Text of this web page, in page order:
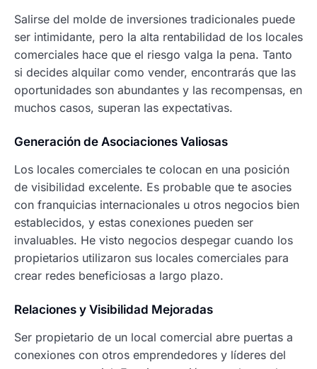
Salirse del molde de inversiones tradicionales puede
ser intimidante, pero la alta rentabilidad de los locales
comerciales hace que el riesgo valga la pena. Tanto
si decides alquilar como vender, encontrarás que las
oportunidades son abundantes y las recompensas, en
muchos casos, superan las expectativas.
Generación de Asociaciones Valiosas
Los locales comerciales te colocan en una posición
de visibilidad excelente. Es probable que te asocies
con franquicias internacionales u otros negocios bien
establecidos, y estas conexiones pueden ser
invaluables. He visto negocios despegar cuando los
propietarios utilizaron sus locales comerciales para
crear redes beneficiosas a largo plazo.
Relaciones y Visibilidad Mejoradas
Ser propietario de un local comercial abre puertas a
conexiones con otros emprendedores y líderes del